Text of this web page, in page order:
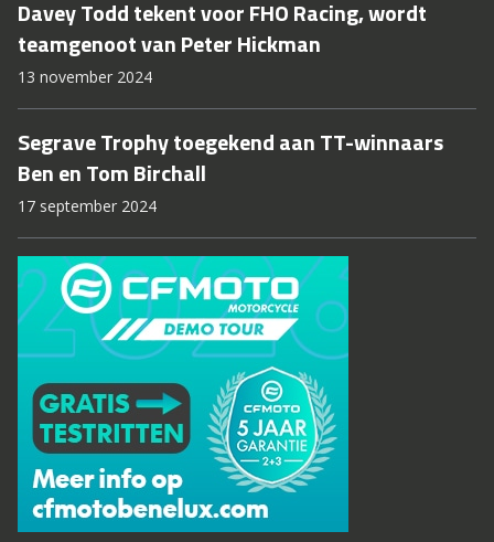
Davey Todd tekent voor FHO Racing, wordt
teamgenoot van Peter Hickman
13 november 2024
Segrave Trophy toegekend aan TT-winnaars
Ben en Tom Birchall
17 september 2024